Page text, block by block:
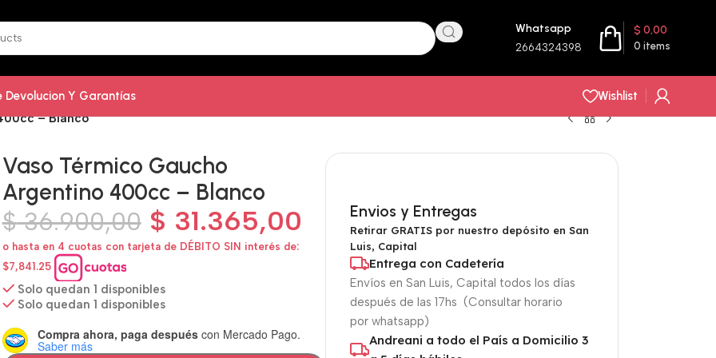
Whatsapp
2664324398 0 items
$ 0,00
Devolucion Y Garantías
Wishlist
– Blanco
Vaso Térmico Gaucho
Argentino 400cc – Blanco
$36.900,00 $ 31.365,00
o hasta en 4 cuotas con tarjeta de DÉBITO SIN interés de:
$7,841.25
Solo quedan 1 disponibles
Solo quedan 1 disponibles
Compra ahora, paga despuéscon Mercado Pago.
Saber más
Envios y Entregas
Retirar GRATIS por nuestro depósito en San
Luis, Capital
Entrega con Cadetería
Envíos en San Luis, Capital todos los días
después de las 17hs (Consultar horario
por whatsapp)
Andreani a todo el País a Domicilio 3